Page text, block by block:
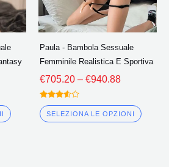
possono
essere
pagina
prodotto
Paula - Bambola Sessuale
Femminile Realistica E Sportiva
€705.20 – €940.88
Valutato
3.50
fuori da
SELEZIONA LE OPZIONI
nella